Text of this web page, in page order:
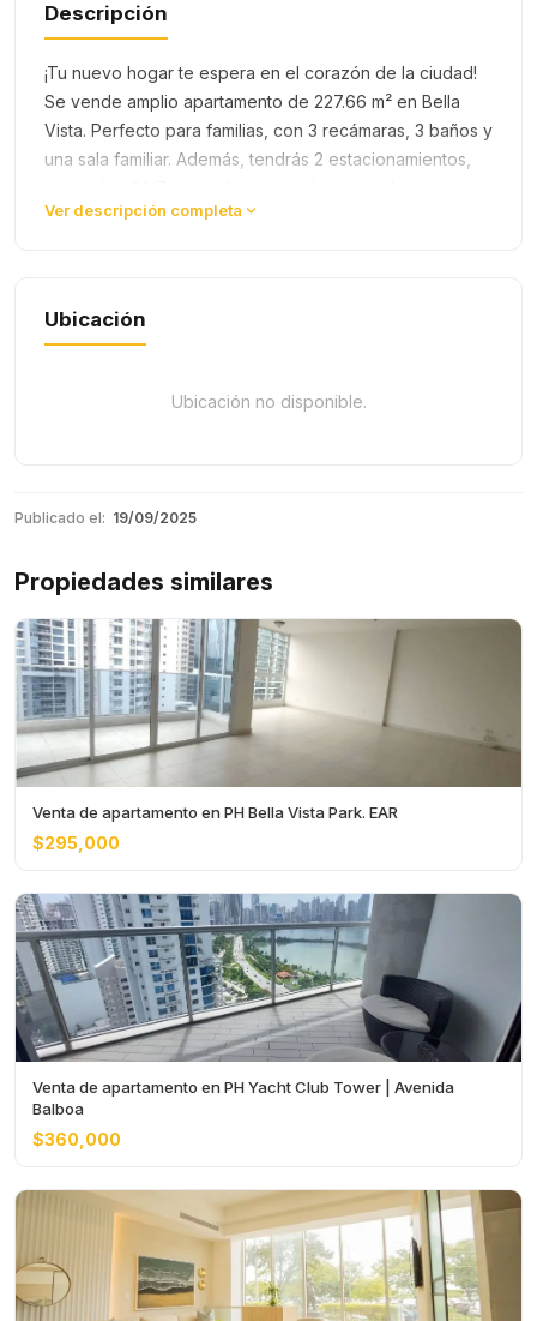
Descripción
¡Tu nuevo hogar te espera en el corazón de la ciudad!
Se vende amplio apartamento de 227.66 m² en Bella
Vista. Perfecto para familias, con 3 recámaras, 3 baños y
una sala familiar. Además, tendrás 2 estacionamientos,
para tu co…
Ver descripción completa
Ubicación
Ubicación no disponible.
Publicado el: 19/09/2025
Propiedades similares
Venta de apartamento en PH Bella Vista Park. EAR
$295,000
Venta de apartamento en PH Yacht Club Tower | Avenida
Balboa
$360,000